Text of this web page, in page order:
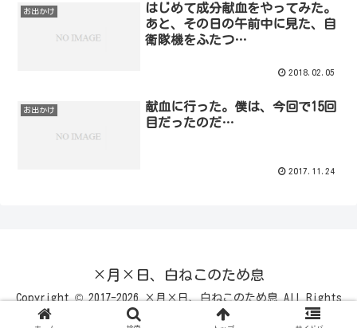
お出かけ
はじめて成分献血をやってみた。
あと、その日の午前中に見た、自
衛隊機をふたつ…
2018.02.05
お出かけ
献血に行った。僕は、今回で15回
目だったのだ…
2017.11.24
×月×日、白ねこのため息
Copyright © 2017-2026 ×月×日、白ねこのため息 All Rights